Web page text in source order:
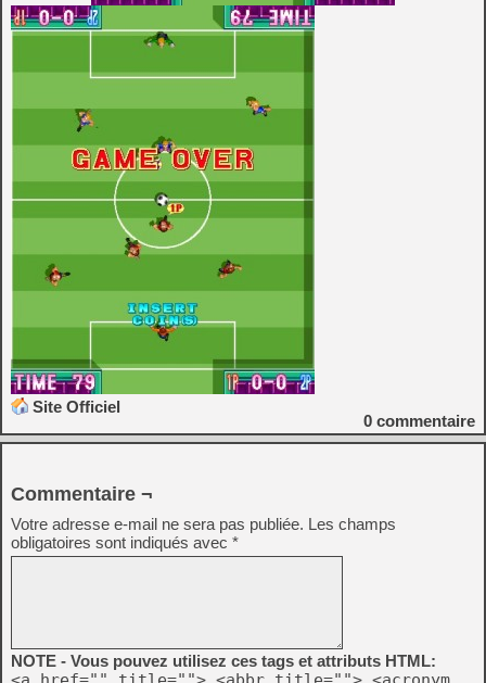
Site Officiel
0 commentaire
Commentaire ¬
Votre adresse e-mail ne sera pas publiée. Les champs
obligatoires sont indiqués avec *
NOTE - Vous pouvez utilisez ces tags et attributs HTML: